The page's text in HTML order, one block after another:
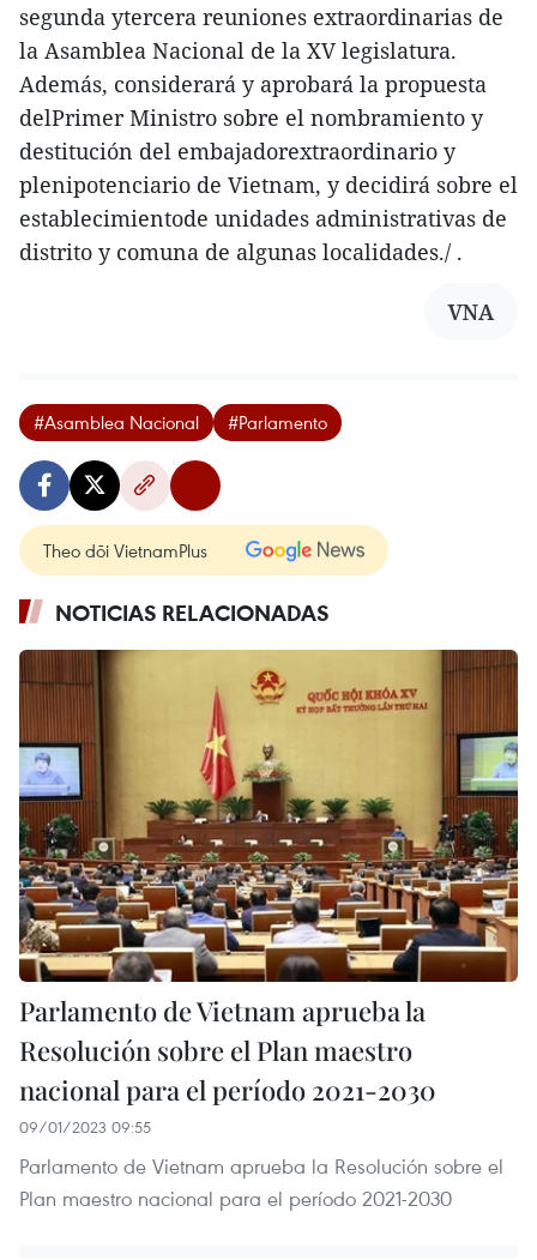
segunda ytercera reuniones extraordinarias de
la Asamblea Nacional de la XV legislatura.
Además, considerará y aprobará la propuesta
delPrimer Ministro sobre el nombramiento y
destitución del embajadorextraordinario y
plenipotenciario de Vietnam, y decidirá sobre el
establecimientode unidades administrativas de
distrito y comuna de algunas localidades./ .
VNA
#Asamblea Nacional #Parlamento
Theo dõi VietnamPlus
NOTICIAS RELACIONADAS
Parlamento de Vietnam aprueba la
Resolución sobre el Plan maestro
nacional para el período 2021-2030
09/01/2023 09:55
Parlamento de Vietnam aprueba la Resolución sobre el
Plan maestro nacional para el período 2021-2030